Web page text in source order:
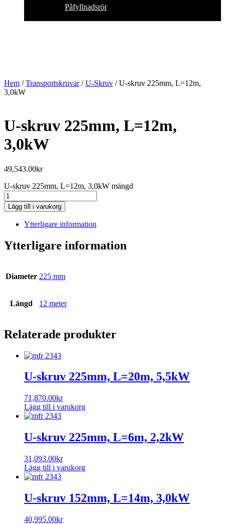
Påfyllnadsrör
Hem /Transportskruvar/U-Skruv / U-skruv 225mm, L=12m,
3,0kW
U-skruv 225mm, L=12m,
3,0kW
49,543.00kr
U-skruv 225mm, L=12m, 3,0kW mängd
Lägg till i varukorg
Ytterligare information
Ytterligare information
Diameter 225 mm
Längd 12 meter
Relaterade produkter
U-skruv 225mm, L=20m, 5,5kW
71,870.00kr
Lägg till i varukorg
U-skruv 225mm, L=6m, 2,2kW
31,093.00kr
Lägg till i varukorg
U-skruv 152mm, L=14m, 3,0kW
40,995.00kr